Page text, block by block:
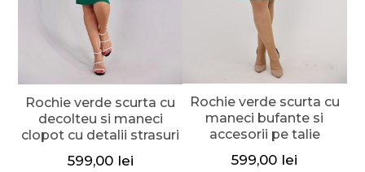
Rochie verde scurta cu
decolteu si maneci
clopot cu detalii strasuri
599,00 lei
Rochie verde scurta cu
maneci bufante si
accesorii pe talie
599,00 lei